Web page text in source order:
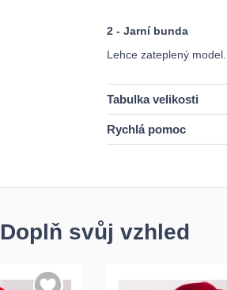
2 - Jarní bunda
Lehce zateplený
Tabulka velikosti
Rychlá pomoc
Doplň svůj vzhled